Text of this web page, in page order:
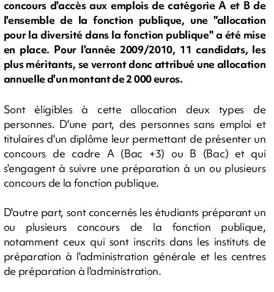
concours d'accès aux emplois de catégorie A et B de
l'ensemble de la fonction publique, une "allocation
pour la diversité dans la fonction publique" a été mise
en place. Pour l'année 2009/2010, 11 candidats, les
plus méritants, se verront donc attribué une allocation
annuelle d'un montant de 2 000 euros.
Sont éligibles à cette allocation deux types de
personnes. D'une part, des personnes sans emploi et
titulaires d'un diplôme leur permettant de présenter un
concours de cadre A (Bac +3) ou B (Bac) et qui
s'engagent à suivre une préparation à un ou plusieurs
concours de la fonction publique.
D'autre part, sont concernés les étudiants préparant un
ou plusieurs concours de la fonction publique,
notamment ceux qui sont inscrits dans les instituts de
préparation à l'administration générale et les centres
de préparation à l'administration.